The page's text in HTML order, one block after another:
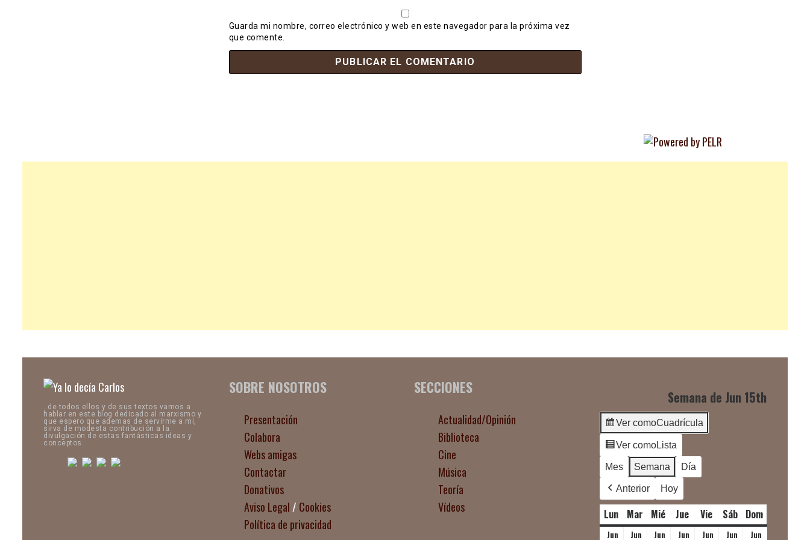
Guarda mi nombre, correo electrónico y web en este navegador para la próxima vez
que comente.
..de todos ellos y de sus textos vamos a
hablar en este blog dedicado al marxismo y
que espero que ademas de servirme a mi,
sirva de modesta contribución a la
divulgación de estas fantásticas ideas y
conceptos.
SOBRE NOSOTROS
Presentación
Colabora
Webs amigas
Contactar
Donativos
Aviso Legal / Cookies
Política de privacidad
SECCIONES
Actualidad/Opinión
Biblioteca
Cine
Música
Teoría
Vídeos
Semana de Jun 15th
Ver comoCuadrícula
Ver comoLista
Mes Semana Día
Anterior Hoy
Lun lunes
Mar martes
Mié miércoles
Juejueves
Vieviernes
Sáb sábado
Dom
Jun
Jun
Jun
Jun
Jun
Jun
Jun